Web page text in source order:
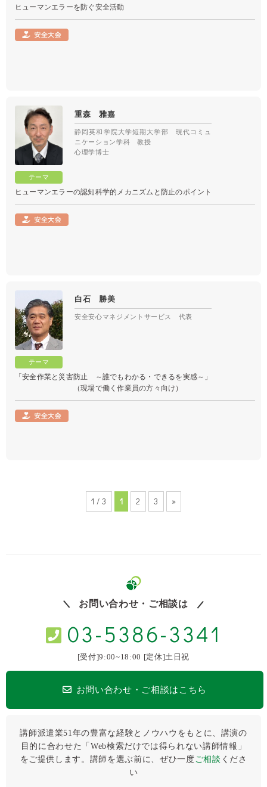
ヒューマンエラーを防ぐ安全活動
重森 雅嘉
静岡英和学院大学短期大学部 現代コミュ
ニケーション学科 教授
心理学博士
ヒューマンエラーの認知科学的メカニズムと防止のポイント
白石 勝美
安全安心マネジメントサービス 代表
「安全作業と災害防止 ～誰でもわかる・できるを実感～」
（現場で働く作業員の方々向け）
1 / 3 1 2 3 »
お問い合わせ・ご相談は
03-5386-3341
[受付]9:00~18:00 [定休]土日祝
お問い合わせ・ご相談はこちら
講師派遣業51年の豊富な経験とノウハウをもとに、講演の
目的に合わせた「Web検索だけでは得られない講師情報」
をご提供します。講師を選ぶ前に、ぜひ⼀度ご相談 くださ
い